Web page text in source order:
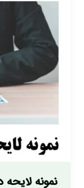
نمونه
پرونده
ضرب
و
جرح